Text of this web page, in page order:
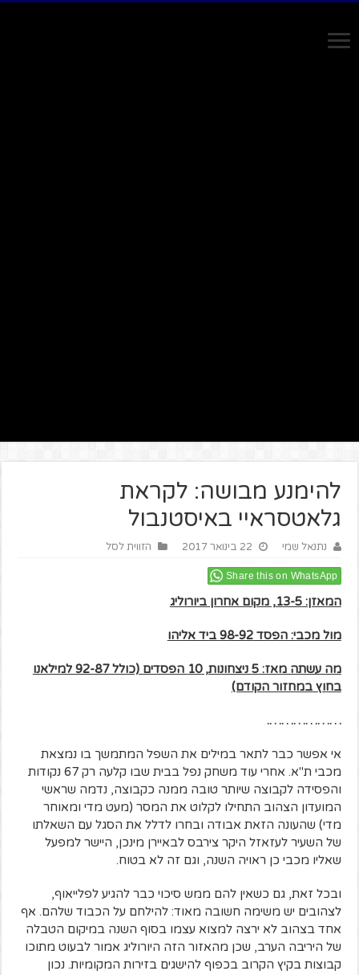
להימנע מבושה: לקראת
גלאטסראיי באיסטנבול
נתנאל שמי 22 בינואר 2017 הזווית לסל
Share this on WhatsApp
המאזן: 13-5, מקום אחרון ביורוליג
מול מכבי: הפסד 98-92 ביד אליהו
מה עשתה מאז: 5 ניצחונות, 10 הפסדים (כולל 92-87 למילאנו
בחוץ במחזור הקודם)
……………….
אי אפשר כבר לתאר במילים את השפל המתמשך בו נמצאת
מכבי ת"א. אחרי עוד משחק נפל בבית שבו קלעה רק 67 נקודות
והפסידה לקבוצה שיותר טובה ממנה כקבוצה, נדמה שראשי
המועדון הצהוב התחילו לקלוט את המסר (מעט מדי ומאוחר
מדי) שהעונה הזאת אבודה ובחרו לדלל את הסגל עם השאלתו
של השעיר לעזאזל היקר צירבס לבאיירן מינכן, היישר למפעל
שאליו מכבי כן ראויה השנה, וגם זה לא בטוח.
ובכל זאת, גם כשאין להם ממש סיכוי כבר להגיע לפלייאוף,
לצהובים יש משימה חשובה מאוד: להילחם על הכבוד שלהם. אף
אחד בצהוב לא ירצה למצוא עצמו בסוף השנה במיקום הטבלה
של היריבה הערב, שכן מהאזור הזה היורוליג אמור לבעוט מתוכו
קבוצות בקיץ הקרוב בכפוף להישגים בזירות המקומיות. נכון